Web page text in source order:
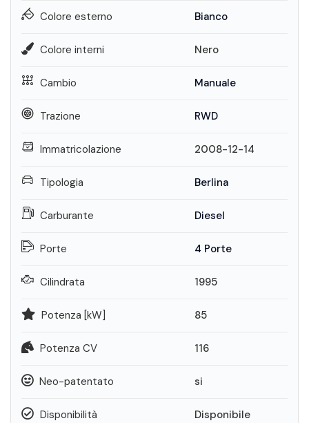
Colore esterno Bianco
Colore interni Nero
Cambio Manuale
Trazione RWD
Immatricolazione 2008-12-14
Tipologia Berlina
Carburante Diesel
Porte 4 Porte
Cilindrata 1995
Potenza [kW] 85
Potenza CV 116
Neo-patentato si
Disponibilità Disponibile